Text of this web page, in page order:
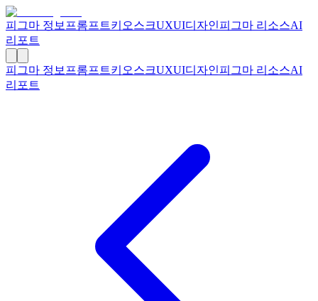
피그마 정보 프롬프트키오스크UXUI디자인피그마 리소스AI
리포트
피그마 정보 프롬프트키오스크UXUI디자인피그마 리소스AI
리포트